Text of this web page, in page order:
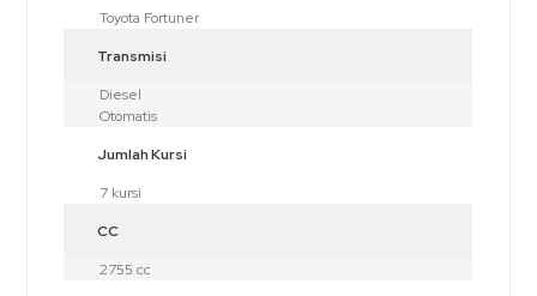
Toyota Fortuner
Transmisi
Diesel
Otomatis
Jumlah Kursi
7 kursi
CC
2755 cc